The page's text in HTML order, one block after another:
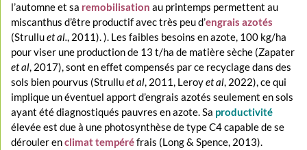
l’automne et sa remobilisation au printemps permettent au
miscanthus d’être productif avec très peu d’engrais azotés
(Strulluet al., 2011). ). Les faibles besoins en azote, 100 kg/ha
pour viser une production de 13 t/ha de matière sèche (Zapater
et al, 2017), sont en effet compensés par ce recyclage dans des
sols bien pourvus (Strulluet al, 2011, Leroyet al, 2022), ce qui
implique un éventuel apport d’engrais azotés seulement en sols
ayant été diagnostiqués pauvres en azote. Sa productivité
élevée est due à une photosynthèse de type C4 capable de se
dérouler enclimat tempéréfrais (Long & Spence, 2013).